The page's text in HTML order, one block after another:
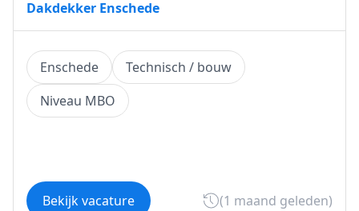
Dakdekker Enschede
Enschede
Technisch / bouw
Niveau MBO
Bekijk vacature (1 maand geleden)